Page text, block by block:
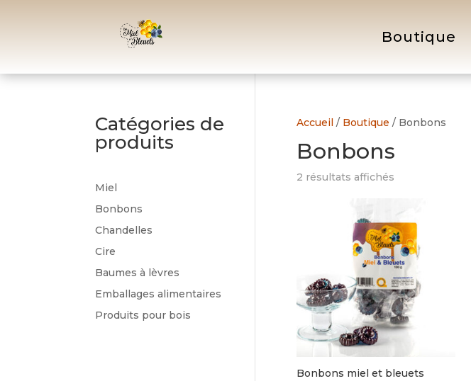
Boutique
Accueil/ Boutique / Bonbons
Bonbons
2 résultats affichésTrié
récent
au
plus
ancien
Bonbons miel et bleuets
Catégories de
produits
Miel
Bonbons
Chandelles
Cire
Baumes à lèvres
Emballages alimentaires
Produits pour bois